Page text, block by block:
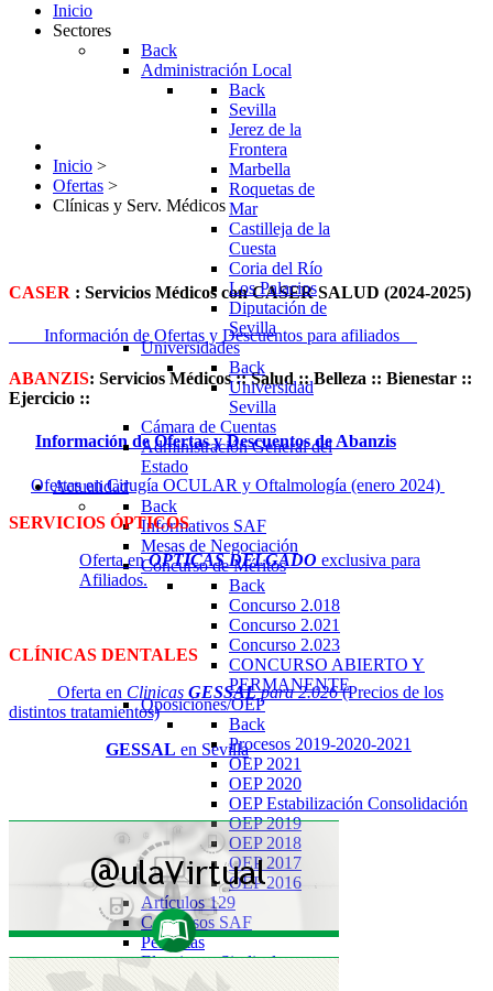
Inicio
Sectores
Back
Administración Local
Back
Sevilla
Jerez de la
Frontera
Marbella
Roquetas de
Mar
Castilleja de la
Cuesta
Coria del Río
Los Palacios
Diputación de
Sevilla
Universidades
Back
Universidad
Sevilla
Cámara de Cuentas
Administración General del
Estado
Actualidad
Back
Informativos SAF
Mesas de Negociación
Concurso de Méritos
Back
Concurso 2.018
Concurso 2.021
Concurso 2.023
CONCURSO ABIERTO Y
PERMANENTE
Oposiciones/OEP
Back
Procesos 2019-2020-2021
OEP 2021
OEP 2020
OEP Estabilización Consolidación
OEP 2019
OEP 2018
OEP 2017
OEP 2016
Artículos 129
Congresos SAF
Permutas
Elecciones Sindicales
Inicio >
Ofertas >
Clínicas y Serv. Médicos
CASER : Servicios Médicos con CASER SALUD (2024-2025)
Información de Ofertas y Descuentos para afiliados
ABANZIS: Servicios Médicos :: Salud :: Belleza :: Bienestar ::
Ejercicio ::
Información de Ofertas y Descuentos de Abanzis
Ofertas en Cirugía OCULAR y Oftalmología (enero 2024)
SERVICIOS ÓPTICOS
Oferta enOPTICAS DELGADO exclusiva para
Afiliados.
CLÍNICAS DENTALES
Oferta en Clinicas GESSALpara 2.026(Precios de los
distintos tratamientos)
GESSAL en Sevilla